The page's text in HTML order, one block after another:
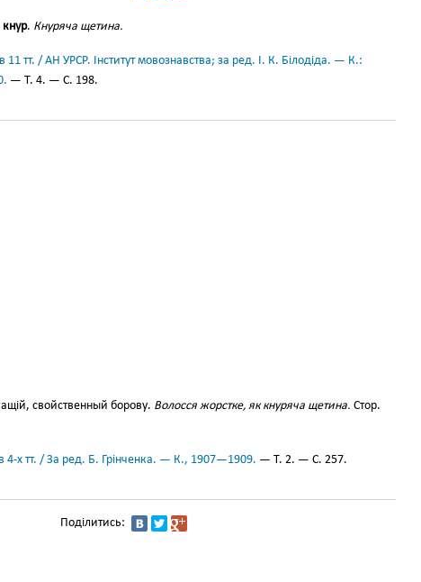
кнур. Кнуряча щетина.
11 тт. / АН УРСР. Інститут мовознавства; за ред. І. К. Білодіда. — К.:
— Т. 4. — С. 198.
свойственный борову. Волосся жорстке, як кнуряча щетина. Стор.
4-х тт. / За ред. Б. Грінченка. — К., 1907—1909. — Т. 2. — С. 257.
Поділитись: